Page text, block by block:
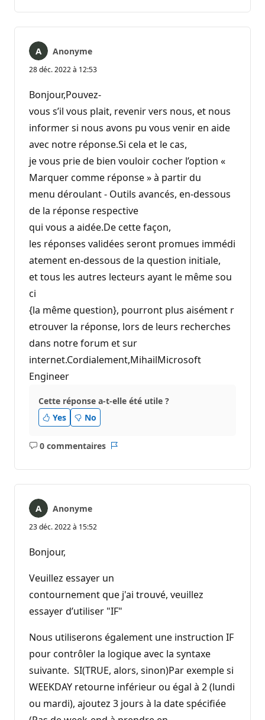
Anonyme
28 déc. 2022 à 12:53
Bonjour,Pouvez-
vous s’il vous plait, revenir vers nous, et nous
informer si nous avons pu vous venir en aide
avec notre réponse.Si cela et le cas,
je vous prie de bien vouloir cocher l’option «
Marquer comme réponse » à partir du
menu déroulant - Outils avancés, en-dessous
de la réponse respective
qui vous a aidée.De cette façon,
les réponses validées seront promues immédi
atement en-dessous de la question initiale,
et tous les autres lecteurs ayant le même sou
ci
{la même question}, pourront plus aisément r
etrouver la réponse, lors de leurs recherches
dans notre forum et sur
internet.Cordialement,MihailMicrosoft
Engineer
Cette réponse a-t-elle été utile ?
Yes
No
0 commentaires
Aucun
Anonyme
23 déc. 2022 à 15:52
Bonjour,
Veuillez essayer un
contournement que j'ai trouvé, veuillez
essayer d’utiliser "IF"
Nous utiliserons également une instruction IF
pour contrôler la logique avec la syntaxe
suivante. SI(TRUE, alors, sinon)Par exemple si
WEEKDAY retourne inférieur ou égal à 2 (lundi
ou mardi), ajoutez 3 jours à la date spécifiée